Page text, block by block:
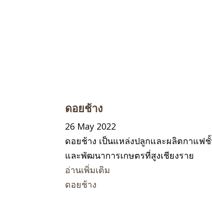
ดอยช้าง
26 May 2022
ดอยช้าง เป็นแหล่งปลูกและผลิตกาแฟ
และพัฒนาการเกษตรที่สูงเชียงราย
อ่านเพิ่มเติม
ดอยช้าง